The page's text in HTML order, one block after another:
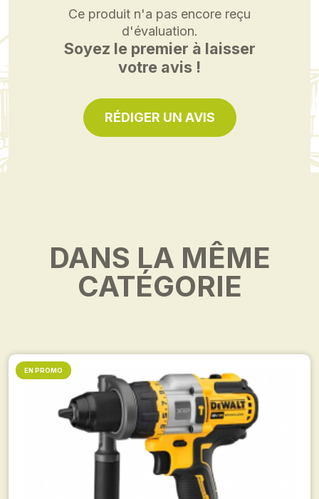
Ce produit n'a pas encore reçu
d'évaluation.
Soyez le premier à laisser
votre avis !
RÉDIGER UN AVIS
DANS LA MÊME
CATÉGORIE
EN PROMO